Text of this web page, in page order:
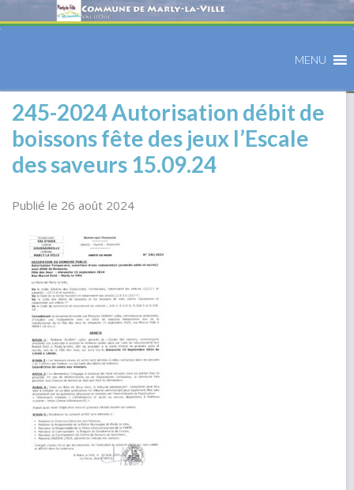
MENU
245-2024 Autorisation débit de
boissons fête des jeux l’Escale
des saveurs 15.09.24
Publié le 26 août 2024